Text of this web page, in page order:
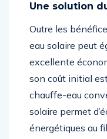
Une solution
Outre les
eau solaire peut
excellente
son coût initial
chauffe-eau
solaire permet
énergétiques au